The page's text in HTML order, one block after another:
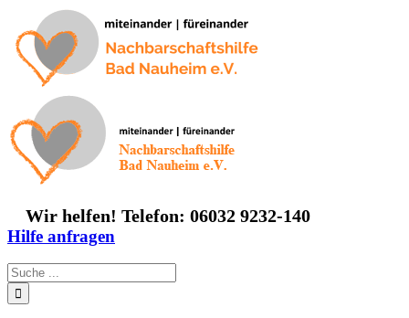
Inhalt
springen
Wir helfen! Telefon: 06032 9232-140
Hilfe anfragen
Suche
nach: